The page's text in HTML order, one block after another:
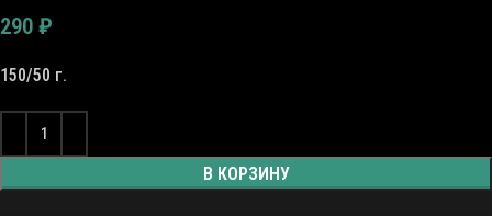
290 ₽
150/50 г.
В КОРЗИНУ